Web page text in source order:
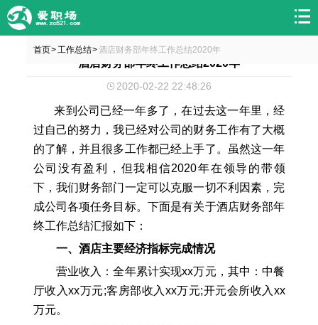
首页> 工作总结>酒店财务部年终工作总结2020年
酒店财务部年终工作总结2020年
2020-02-22 22:48:26
来到公司已经一年多了，在过去这一年里，经
过自己的努力，我已经对公司的财务工作有了大概
的了解，并且很多工作都已经上手了。虽然这一年
公司没有盈利，但我相信2020年在领导的带领
下，我们财务部门一定可以克服一切不利因素，完
成公司各项任务目标。下面是有关于酒店财务部年
终工作总结汇报如下：
一、酒店主要经济指标完成情况
营业收入：全年累计实现xx万元，其中：中餐
厅收入xx万元;客房部收入xx万元;开元会所收入xx
万元。